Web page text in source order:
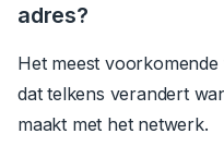
adres?
Het meest
dat telkens verandert
maakt met het netwerk.